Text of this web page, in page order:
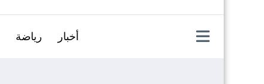
أخبار رياضة